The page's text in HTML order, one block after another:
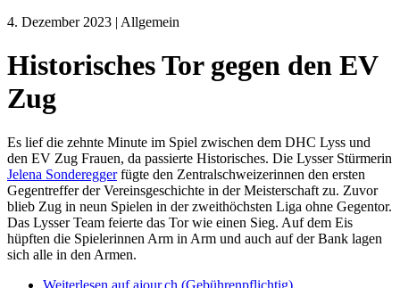
4. Dezember 2023 | Allgemein
Historisches Tor gegen den EV
Zug
Es lief die zehnte Minute im Spiel zwischen dem DHC Lyss und
den EV Zug Frauen, da passierte Historisches. Die Lysser Stürmerin
Jelena Sondereggerfügte den Zentralschweizerinnen den ersten
Gegentreffer der Vereinsgeschichte in der Meisterschaft zu. Zuvor
blieb Zug in neun Spielen in der zweithöchsten Liga ohne Gegentor.
Das Lysser Team feierte das Tor wie einen Sieg. Auf dem Eis
hüpften die Spielerinnen Arm in Arm und auch auf der Bank lagen
sich alle in den Armen.
Weiterlesen auf ajour.ch (Gebührenpflichtig)